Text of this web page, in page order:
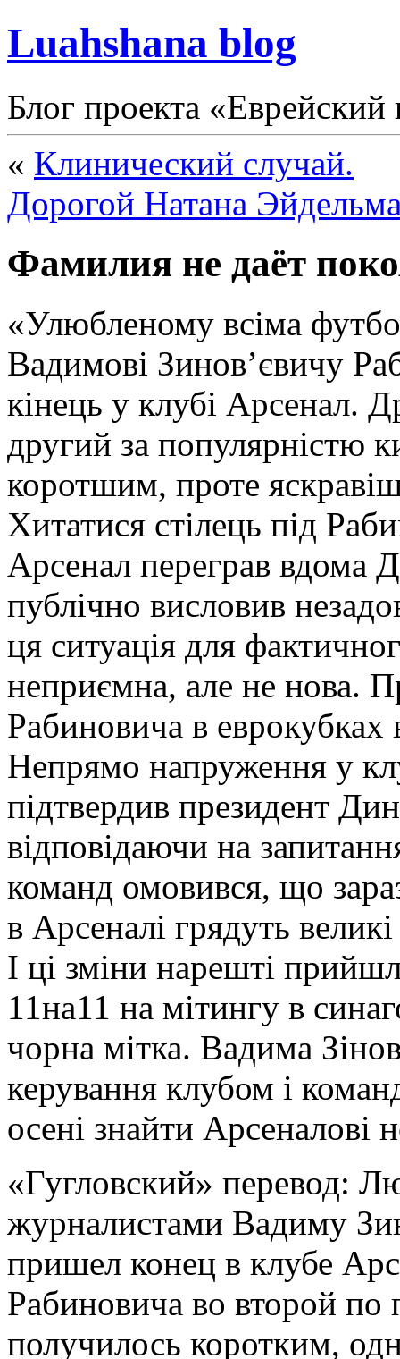
Luahshana blog
Блог проекта «Еврейский
« Клинический случай.
Дорогой Натана
Фамилия не даёт
«Улюбленому всіма
Вадимові Зинов’євичу
кінець у клубі Арсенал.
другий за популярністю
коротшим, проте
Хитатися стілець під
Арсенал переграв вдома
публічно висловив
ця ситуація для
неприємна, але не нова.
Рабиновича в еврокубках
Непрямо напруження у
підтвердив президент
відповідаючи на
команд омовився, що
в Арсеналі грядуть
І ці зміни нарешті
11на11 на мітингу в
чорна мітка. Вадима
керування клубом і
осені знайти Арсеналові
«Гугловский» перевод:
журналистами Вадиму
пришел конец в клубе
Рабиновича во второй по
получилось коротким,